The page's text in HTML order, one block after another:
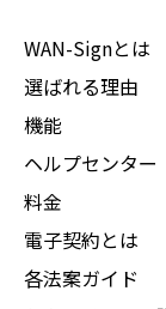
WAN-Signとは
選ばれる理由
機能
ヘルプセンター
料金
電子契約とは
各法案ガイド